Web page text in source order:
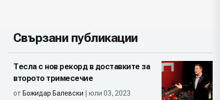
Свързани публикации
Тесла с нов рекорд в доставките за
второто тримесечие
от Божидар Балевски | юли 03, 2023